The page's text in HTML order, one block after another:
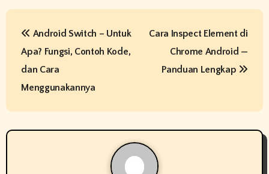
P
n
a
Android Switch – Untuk
Apa? Fungsi, Contoh Kode,
dan Cara
Menggunakannya
Cara Inspect Element di
Chrome Android —
Panduan Lengkap